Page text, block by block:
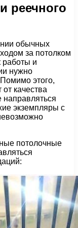
реечного
обычных
за потолком
работы и
нужно
этого,
от качества
экземпляры с
потолочные